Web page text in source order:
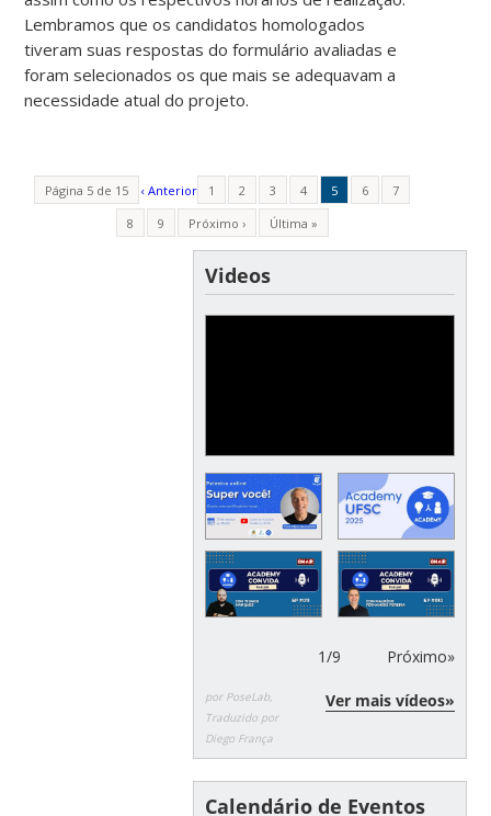
Lembramos que os candidatos homologados
tiveram suas respostas do formulário avaliadas e
foram selecionados os que mais se adequavam a
necessidade atual do projeto.
Página 5 de 15 ‹ Anterior 1 2 3 4 5 6
7
8
9 Próximo › Última »
Videos
1/9 Próximo»
por PoseLab,
Traduzido por
Diego França
Ver mais vídeos»
Calendário de Eventos